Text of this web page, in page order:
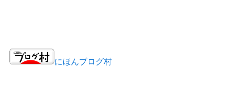
にほんブログ村